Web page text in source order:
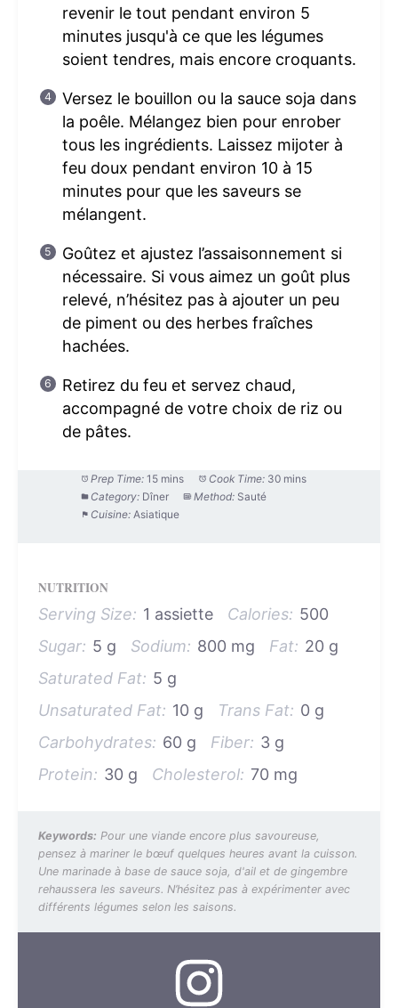
revenir le tout pendant environ 5
minutes jusqu'à ce que les légumes
soient tendres, mais encore croquants.
Versez le bouillon ou la sauce soja dans
la poêle. Mélangez bien pour enrober
tous les ingrédients. Laissez mijoter à
feu doux pendant environ 10 à 15
minutes pour que les saveurs se
mélangent.
Goûtez et ajustez l’assaisonnement si
nécessaire. Si vous aimez un goût plus
relevé, n’hésitez pas à ajouter un peu
de piment ou des herbes fraîches
hachées.
Retirez du feu et servez chaud,
accompagné de votre choix de riz ou
de pâtes.
Prep Time: 15 mins Cook Time: 30 mins
Category: Dîner Method: Sauté
Cuisine: Asiatique
NUTRITION
Serving Size: 1 assiette Calories: 500
Sugar: 5 g Sodium: 800 mg Fat: 20 g
Saturated Fat: 5 g
Unsaturated Fat: 10 g Trans Fat: 0 g
Carbohydrates: 60 g Fiber: 3 g
Protein: 30 g Cholesterol: 70 mg
Keywords: Pour une viande encore plus savoureuse,
pensez à mariner le bœuf quelques heures avant la cuisson.
Une marinade à base de sauce soja, d'ail et de gingembre
rehaussera les saveurs. N’hésitez pas à expérimenter avec
différents légumes selon les saisons.